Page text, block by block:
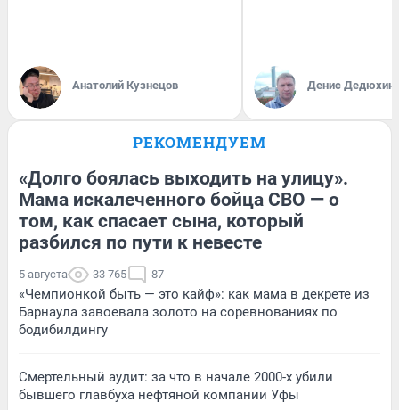
Анатолий Кузнецов Денис Дедюхин
РЕКОМЕНДУЕМ
«Долго боялась выходить на улицу».
Мама искалеченного бойца СВО — о
том, как спасает сына, который
разбился по пути к невесте
5 августа 33 765 87
«Чемпионкой быть — это кайф»: как мама в декрете из
Барнаула завоевала золото на соревнованиях по
бодибилдингу
Смертельный аудит: за что в начале 2000-х убили
бывшего главбуха нефтяной компании Уфы